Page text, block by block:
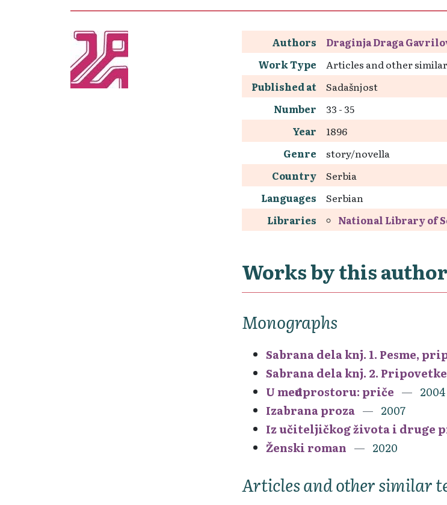
Authors
Draginja Draga
Work Type
Articles and other
Published at
Sadašnjost
Number
33 - 35
Year
1896
Genre
story/novella
Country
Serbia
Languages
Serbian
Libraries
National Library of
Works by this author
Monographs
Sabrana dela knj. 1. Pesme,
Sabrana dela knj. 2.
U međuprostoru: priče
2004
Izabrana proza
2007
Iz učiteljičkog života i druge
Ženski roman
2020
Articles and other similar